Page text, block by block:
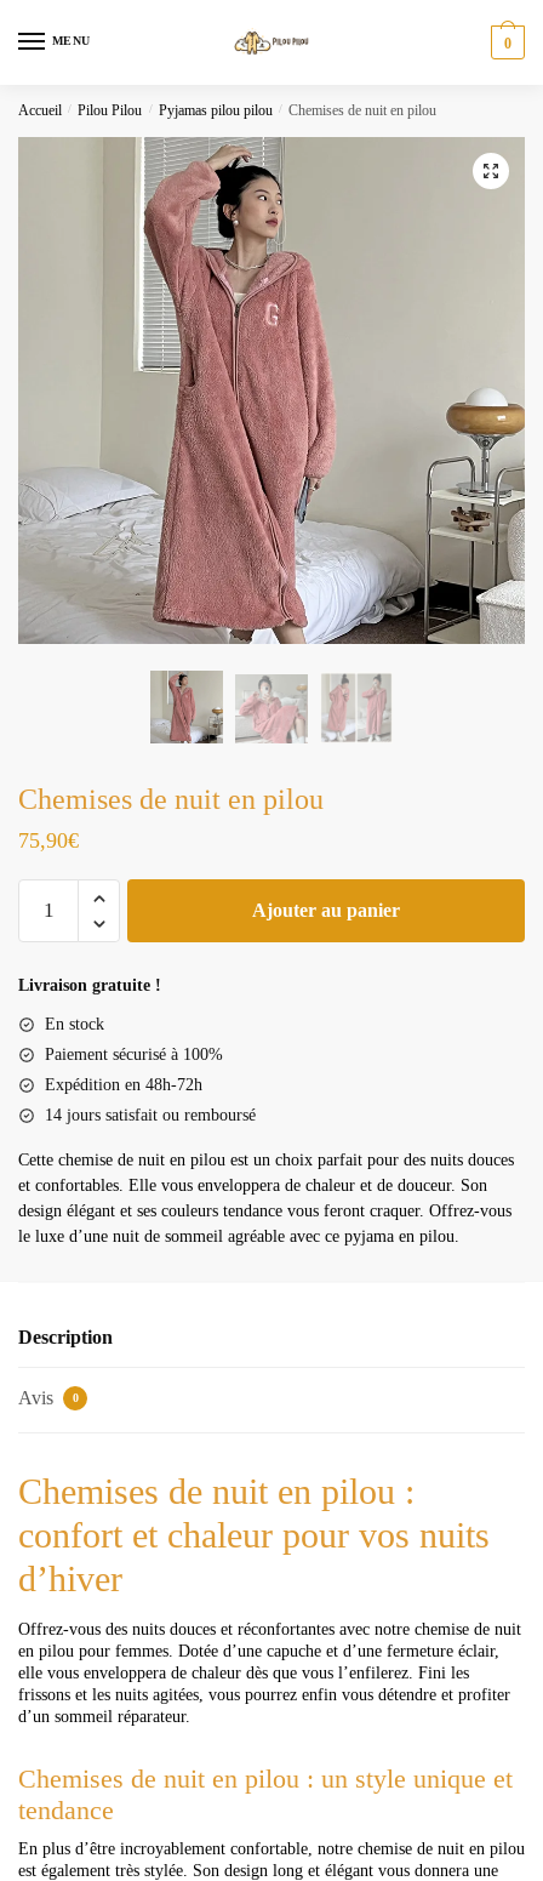
MENU 0
Accueil / Pilou Pilou / Pyjamas pilou pilou / Chemises de nuit en pilou
Chemises de nuit en pilou
75,90€
de
en
pilou
Ajouter au panier
Livraison gratuite !
En stock
Paiement sécurisé à 100%
Expédition en 48h-72h
14 jours satisfait ou remboursé
Cette chemise de nuit en pilou est un choix parfait pour des nuits douces
et confortables. Elle vous enveloppera de chaleur et de douceur. Son
design élégant et ses couleurs tendance vous feront craquer. Offrez-vous
le luxe d’une nuit de sommeil agréable avec ce pyjama en pilou.
Description
Avis 0
Chemises de nuit en pilou :
confort et chaleur pour vos nuits
d’hiver
Offrez-vous des nuits douces et réconfortantes avec notre chemise de nuit
en pilou pour femmes. Dotée d’une capuche et d’une fermeture éclair,
elle vous enveloppera de chaleur dès que vous l’enfilerez. Fini les
frissons et les nuits agitées, vous pourrez enfin vous détendre et profiter
d’un sommeil réparateur.
Chemises de nuit en pilou : un style unique et
tendance
En plus d’être incroyablement confortable, notre chemise de nuit en pilou
est également très stylée. Son design long et élégant vous donnera une